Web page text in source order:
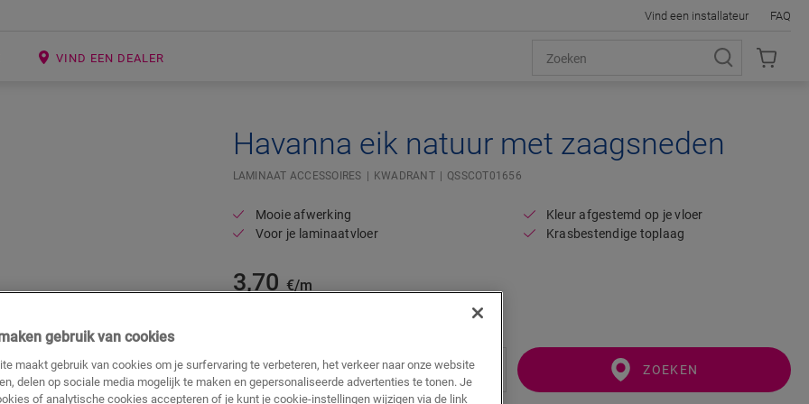
VIND EEN DEALER
Vind een installateur FAQ
Havanna eik natuur met zaagsneden
LAMINAAT ACCESSOIRES KWADRANT QSSCOT01656
Mooie afwerking
Voor je laminaatvloer
Kleur afgestemd op je vloer
Krasbestendige toplaag
3,70 €/m
ZOEKEN
gebruik van cookies
maakt gebruik van cookies om je surfervaring te verbeteren, het verkeer naar onze website
delen op sociale media mogelijk te maken en gepersonaliseerde advertenties te tonen. Je
of analytische cookies accepteren of je kunt je cookie-instellingen wijzigen via de link